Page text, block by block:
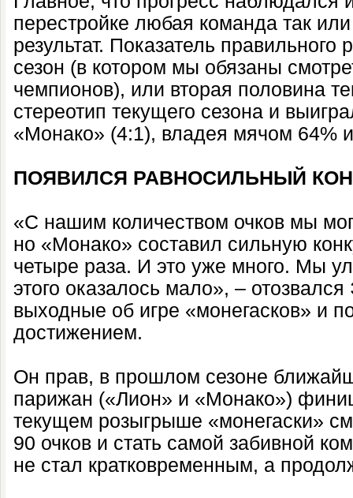
перестройке любая команда так
результат. Показатель
сезон (в котором мы обязаны
чемпионов), или вторая половина
стереотип текущего сезона и
«Монако» (4:1), владея мячом 64%
ПОЯВИЛСЯ РАВНОСИЛЬНЫЙ
«С нашим количеством очков мы
но «Монако» составил сильную
четыре раза. И это уже много. Мы
этого оказалось мало», –
выходные об игре «монегасков» и
достижением.
Он прав, в прошлом сезоне
парижан («Лион» и «Монако»)
текущем розыгрыше «монегаски»
90 очков и стать самой забивной
не стал кратковременным, а